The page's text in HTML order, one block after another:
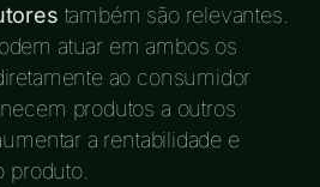
também são relevantes.
atuar em ambos os
ao consumidor
produtos a outros
a rentabilidade e
produto.